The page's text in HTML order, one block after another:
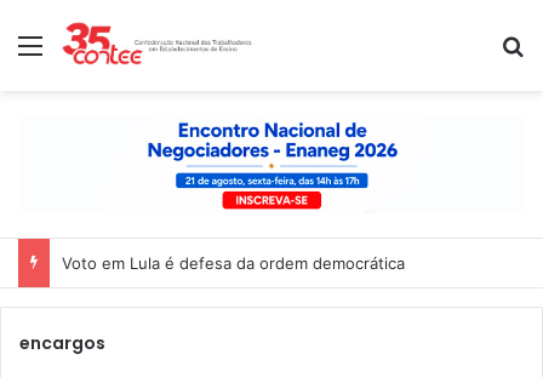
Menu
Voto em Lula é defesa da ordem democrática
encargos